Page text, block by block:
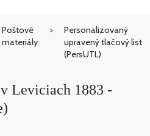
Poštové
materiály
Personalizovaný
upravený tlačový list
(PersUTL)
Leviciach 1883 -